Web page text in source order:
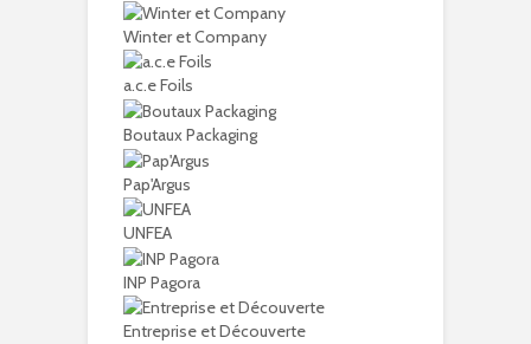
Winter et Company
a.c.e Foils
Boutaux Packaging
Pap'Argus
UNFEA
INP Pagora
Entreprise et Découverte